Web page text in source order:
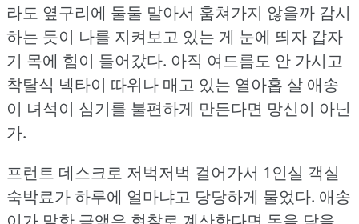
라도 옆구리에 둘둘 말아서 훔쳐가지 않을까 감시
하는 듯이 나를 지켜보고 있는 게 눈에 띄자 갑자
기 목에 힘이 들어갔다. 아직 여드름도 안 가시고
착탈식 넥타이 따위나 매고 있는 열아홉 살 애송
이 녀석이 심기를 불편하게 만든다면 망신이 아닌
가.
프런트 데스크로 저벅저벅 걸어가서 1인실 객실
숙박료가 하루에 얼마냐고 당당하게 물었다. 애송